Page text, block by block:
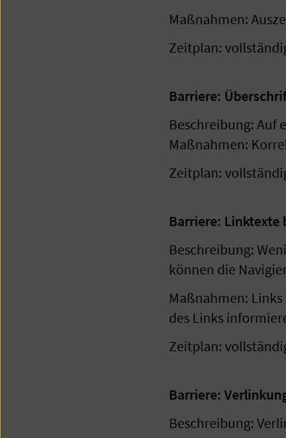
Maßnahmen:
Zeitplan:
Barriere:
Beschreibung: Auf
Maßnahmen:
Zeitplan:
Barriere: Linktexte
Beschreibung:
können die
Maßnahmen:
des Links
Zeitplan:
Barriere:
Beschreibung: